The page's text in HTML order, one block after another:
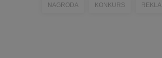
NAGRODA KONKURS